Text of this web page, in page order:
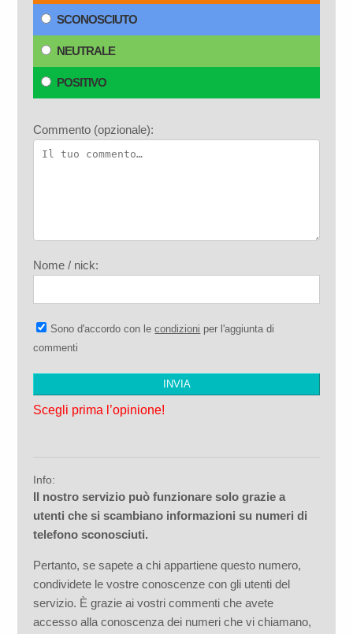
SCONOSCIUTO
NEUTRALE
POSITIVO
Commento (opzionale):
Nome / nick:
Sono d'accordo con lecondizioni per l'aggiunta di
commenti
Scegli prima l’opinione!
Info:
Il nostro servizio può funzionare solo grazie a
utenti che si scambiano informazioni su numeri di
telefono sconosciuti.
Pertanto, se sapete a chi appartiene questo numero,
condividete le vostre conoscenze con gli utenti del
servizio. È grazie ai vostri commenti che avete
accesso alla conoscenza dei numeri che vi chiamano,